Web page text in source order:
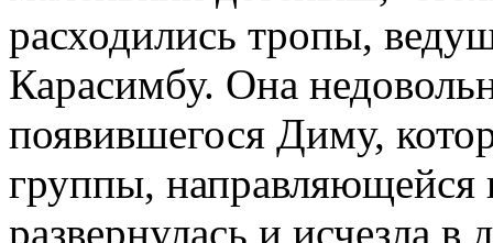
расходились тропы,
Карасимбу. Она
появившегося Диму,
группы, направляющейся
развернулась и исчезла